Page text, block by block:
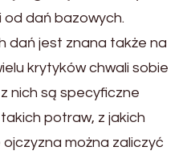
dań bazowych.
dań jest znana także na
krytyków chwali sobie
nich są specyficzne
potraw, z jakich
można zaliczyć